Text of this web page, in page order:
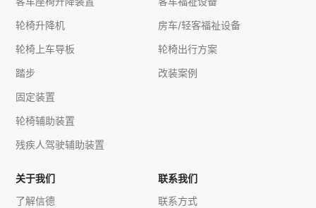
轮椅升降机
轮椅上车导板
踏步
固定装置
轮椅辅助装置
残疾人驾驶辅助装置
房车/轻客福祉设备
轮椅出行方案
改装案例
关于我们
了解信德
联系我们
联系方式